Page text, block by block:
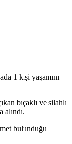
1 kişi yaşamını
bıçaklı ve silahlı
bulunduğu